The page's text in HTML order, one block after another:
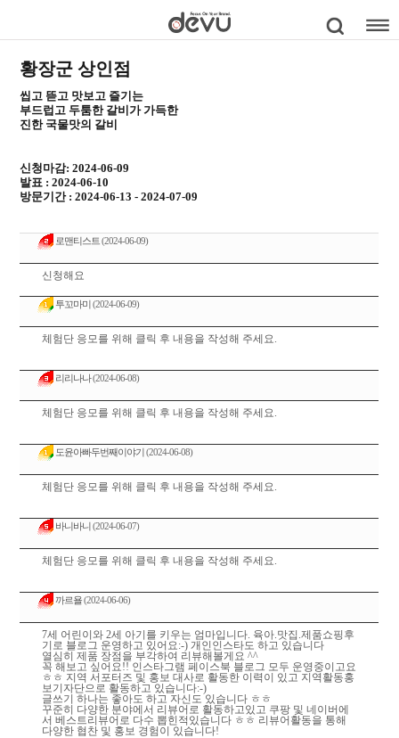
황장군 상인점
씹고 뜯고 맛보고 즐기는
부드럽고 두툼한 갈비가 가득한
진한 국물맛의 갈비
신청마감: 2024-06-09
발표 : 2024-06-10
방문기간 : 2024-06-13 - 2024-07-09
로맨티스트 (2024-06-09)
신청해요
투꼬마미(2024-06-09)
체험단 응모를 위해 클릭 후 내용을 작성해 주세요.
리리나나(2024-06-08)
체험단 응모를 위해 클릭 후 내용을 작성해 주세요.
도윤아빠두번째이야기(2024-06-08)
체험단 응모를 위해 클릭 후 내용을 작성해 주세요.
바니바니(2024-06-07)
체험단 응모를 위해 클릭 후 내용을 작성해 주세요.
까르욜(2024-06-06)
7세 어린이와 2세 아기를 키우는 엄마입니다. 육아.맛집.제품쇼핑후
기로 블로그 운영하고 있어요:-) 개인인스타도 하고 있습니다
열심히 제품 장점을 부각하여 리뷰해볼게요 ^^
꼭 해보고 싶어요!! 인스타그램 페이스북 블로그 모두 운영중이고요
ㅎㅎ 지역 서포터즈 및 홍보 대사로 활동한 이력이 있고 지역활동홍
보기자단으로 활동하고 있습니다:-)
글쓰기 하나는 좋아도 하고 자신도 있습니다 ㅎㅎ
꾸준히 다양한 분야에서 리뷰어로 활동하고있고 쿠팡 및 네이버에
서 베스트리뷰어로 다수 뽑힌적있습니다 ㅎㅎ 리뷰어활동을 통해
다양한 협찬 및 홍보 경험이 있습니다!